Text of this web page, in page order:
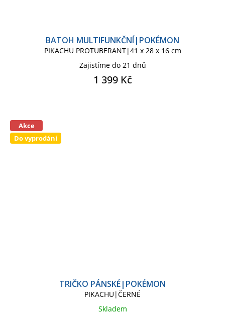
BATOH MULTIFUNKČNÍ|POKÉMON
PIKACHU PROTUBERANT|41 x 28 x 16 cm
Zajistíme do 21 dnů
1 399 Kč
Akce
Do vyprodání
TRIČKO PÁNSKÉ|POKÉMON
PIKACHU|ČERNÉ
Skladem